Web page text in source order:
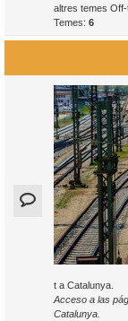
altres temes
Temes: 6
t a Catalunya.
Acceso a las
Catalunya.